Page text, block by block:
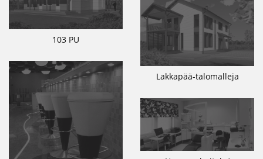
103 PU
Lakkapää-talomalleja